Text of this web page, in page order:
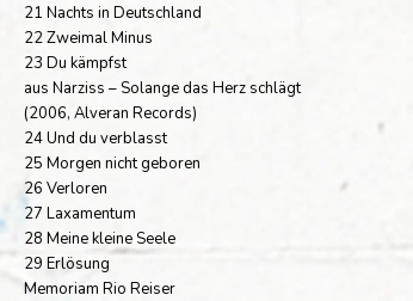
21 Nachts in Deutschland
22 Zweimal Minus
23 Du kämpfst
aus Narziss – Solange das Herz schlägt
(2006, Alveran Records)
24 Und du verblasst
25 Morgen nicht geboren
26 Verloren
27 Laxamentum
28 Meine kleine Seele
29 Erlösung
Memoriam Rio Reiser